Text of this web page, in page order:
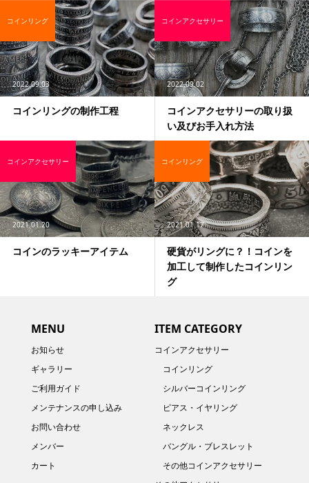
2022.09.03
コインリングの制作工程
コインリング
2022.09.02
コインアクセサリーの取り扱
い及びお手入れ方法
コインアクセサリー
2021.01.20
コインのラッキーアイテム
コインアクセサリー
2021.01.17
硬貨がリングに？！コインを
加工して制作したコインリン
グ
コインリング
MENU
お知らせ
ギャラリー
ご利用ガイド
メンテナンスの申し込み
お問い合わせ
メンバー
カート
ITEM CATEGORY
コインアクセサリー
コインリング
シルバーコインリング
ピアス・イヤリング
ネックレス
バングル・ブレスレット
その他コインアクセサリー